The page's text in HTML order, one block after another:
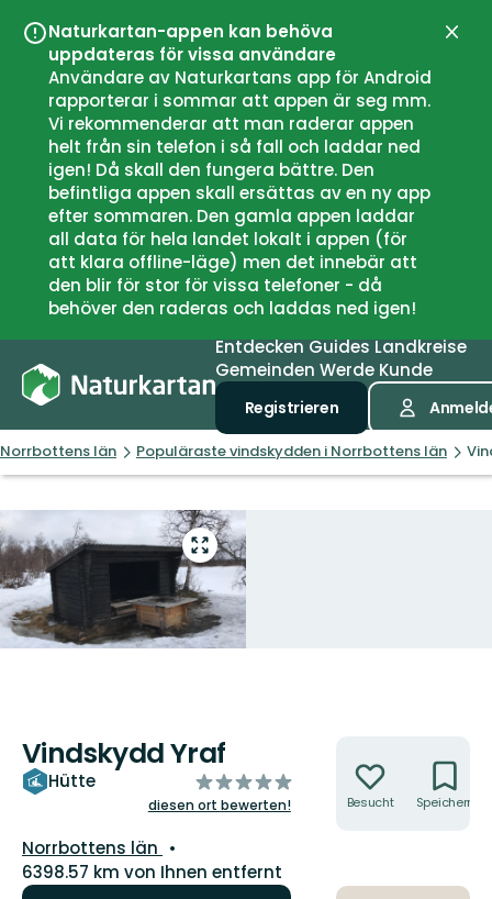
Naturkartan-appen kan behöva
uppdateras för vissa användare
Användare av Naturkartans app för Android
rapporterar i sommar att appen är seg mm.
Vi rekommenderar att man raderar appen
helt från sin telefon i så fall och laddar ned
igen! Då skall den fungera bättre. Den
befintliga appen skall ersättas av en ny app
efter sommaren. Den gamla appen laddar
all data för hela landet lokalt i appen (för
att klara offline-läge) men det innebär att
den blir för stor för vissa telefoner - då
behöver den raderas och laddas ned igen!
EntdeckenGuidesLandkreise
Gemeinden Werde Kunde
Registrieren
Norrbottens län Populäraste vindskydden i Norrbottens län
Vollbild
öffnen
Vindskydd Yraf
Hütte
von
5
diesen ort bewerten!
Landkreis:
Norrbottens län
6398.57 km von Ihnen entfernt
Besucht Speichern